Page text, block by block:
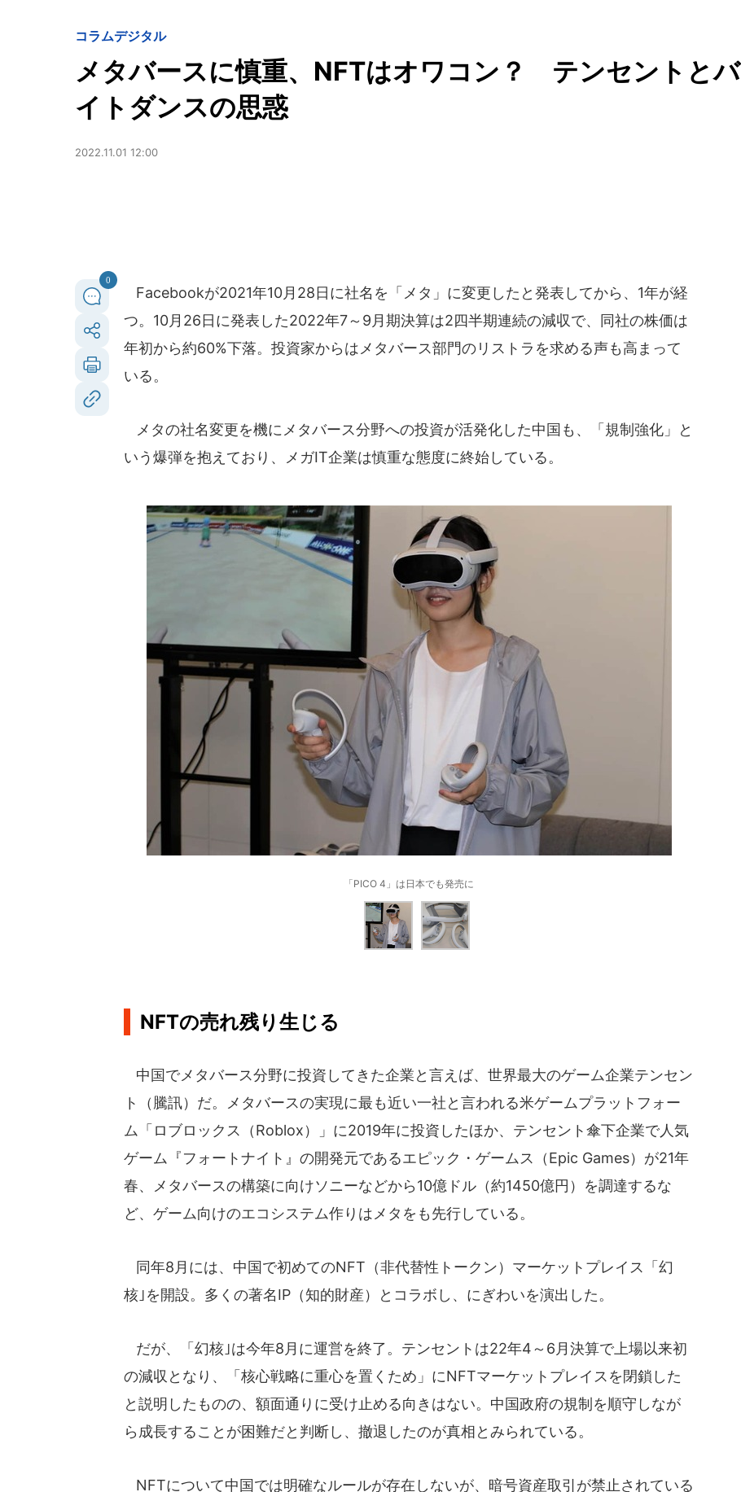
コラムデジタル
メタバースに慎重、NFTはオワコン？ テンセントとバ
イトダンスの思惑
2022.11.01 12:00
0
Facebookが2021年10月28日に社名を「メタ」に変更したと発表してから、1年が経
つ。10月26日に発表した2022年7～9月期決算は2四半期連続の減収で、同社の株価は
年初から約60%下落。投資家からはメタバース部門のリストラを求める声も高まって
いる。
メタの社名変更を機にメタバース分野への投資が活発化した中国も、「規制強化」と
いう爆弾を抱えており、メガIT企業は慎重な態度に終始している。
「PICO 4」は日本でも発売に
NFTの売れ残り生じる
中国でメタバース分野に投資してきた企業と言えば、世界最大のゲーム企業テンセン
ト（騰訊）だ。メタバースの実現に最も近い一社と言われる米ゲームプラットフォー
ム「ロブロックス（Roblox）」に2019年に投資したほか、テンセント傘下企業で人気
ゲーム『フォートナイト』の開発元であるエピック・ゲームス（Epic Games）が21年
春、メタバースの構築に向けソニーなどから10億ドル（約1450億円）を調達するな
ど、ゲーム向けのエコシステム作りはメタをも先行している。
同年8月には、中国で初めてのNFT（非代替性トークン）マーケットプレイス「幻
核｣を開設。多くの著名IP（知的財産）とコラボし、にぎわいを演出した。
だが、「幻核｣は今年8月に運営を終了。テンセントは22年4～6月決算で上場以来初
の減収となり、「核心戦略に重心を置くため」にNFTマーケットプレイスを閉鎖した
と説明したものの、額面通りに受け止める向きはない。中国政府の規制を順守しなが
ら成長することが困難だと判断し、撤退したのが真相とみられている。
NFTについて中国では明確なルールが存在しないが、暗号資産取引が禁止されている